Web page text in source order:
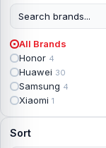
Apple iPad Battery
Apple iPad Display
Apple iPad mini 2
Apple iPad Mini 3
Apple iPad mini 4
Apple iPad Pro 10.5
Apple iPad Pro 11
Apple iPad Pro 12.9
Apple iPad Pro 12.9
All Brands
Honor 4
Huawei 30
Samsung 4
Xiaomi 1
Sort